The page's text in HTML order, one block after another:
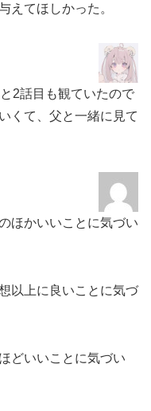
えてほしかった。
2話目も観ていたので
くて、父と一緒に見て
ほかいいことに気づい
以上に良いことに気づ
どいいことに気づい